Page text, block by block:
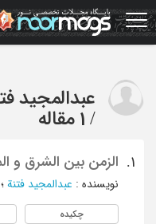
Skip
to
main
عبدالمجید
/ 1 مقاله
1. الزمن بین الشرق و
نویسنده : عبدالمجید فتنة ؛
چکیده